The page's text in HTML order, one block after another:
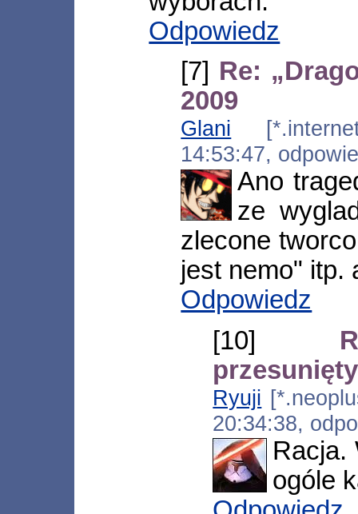
Odpowiedz
[7] Re:
2009
Glani
14:53:47,
Ano
ze
zlecone
jest nemo" itp.
Odpowiedz
[10]
Ryuji
20:34:38,
Racja.
ogóle